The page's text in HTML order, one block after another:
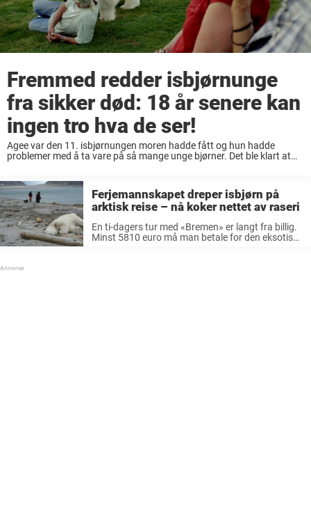
Fremmed redder isbjørnunge
fra sikker død: 18 år senere kan
ingen tro hva de ser!
Agee var den 11. isbjørnungen moren hadde fått og hun hadde
problemer med å ta vare på så mange unge bjørner. Det ble klart at
Ferjemannskapet dreper isbjørn på
arktisk reise – nå koker nettet av raseri
En ti-dagers tur med «Bremen» er langt fra billig.
Minst 5810 euro må man betale for den eksotiske